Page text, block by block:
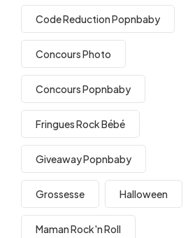
Code Reduction Popnbaby
Concours Photo
Concours Popnbaby
Fringues Rock Bébé
Giveaway Popnbaby
Grossesse Halloween
Maman Rock'n Roll